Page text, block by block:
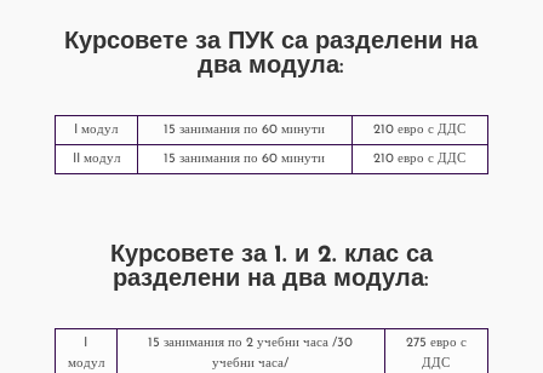
Курсовете заПУК са разделени на
два модула:
I модул 15 занимания по 60 минути 210 евро с ДДС
II модул 15 занимания по 60 минути 210 евро с ДДС
Курсовете за 1. и 2. класса
разделени на два модула:
модул
15 занимания по 2 учебни часа /30
учебни часа/
275 евро с
ДДС